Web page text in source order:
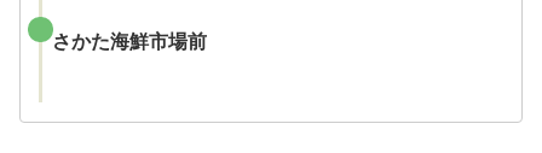
さかた海鮮市場前